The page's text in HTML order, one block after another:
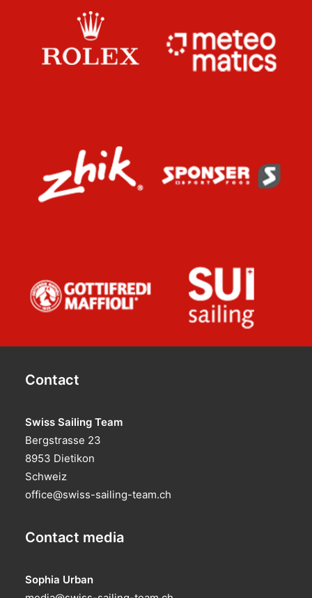
Contact
Swiss Sailing Team
Bergstrasse 23
8953 Dietikon
Schweiz
office@swiss-sailing-team.ch
Contact media
Sophia Urban